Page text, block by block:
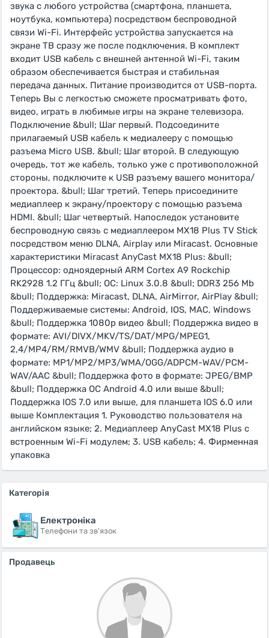
звука с любого устройства (смартфона, планшета,
ноутбука, компьютера) посредством беспроводной
связи Wi-Fi. Интерфейс устройства запускается на
экране ТВ сразу же после подключения. В комплект
входит USB кабель с внешней антенной Wi-Fi, таким
образом обеспечивается быстрая и стабильная
передача данных. Питание производится от USB-порта.
Теперь Вы с легкостью сможете просматривать фото,
видео, играть в любимые игры на экране телевизора.
Подключение &bull; Шаг первый. Подсоедините
прилагаемый USB кабель к медиалееру с помощью
разъема Micro USB. &bull; Шаг второй. В следующую
очередь, тот же кабель, только уже с противоположной
стороны, подключите к USB разъему вашего монитора/
проектора. &bull; Шаг третий. Теперь присоедините
медиаплеер к экрану/проектору с помощью разъема
HDMI. &bull; Шаг четвертый. Напоследок установите
беспроводную связь с медиаплеером MX18 Plus TV Stick
посредством меню DLNA, Airplay или Miracast. Основные
характеристики Miracast AnyCast MX18 Plus: &bull;
Процессор: одноядерный ARM Cortex A9 Rockchip
RK2928 1.2 ГГц &bull; ОС: Linux 3.0.8 &bull; DDR3 256 Mb
&bull; Поддержка: Miracast, DLNA, AirMirror, AirPlay &bull;
Поддерживаемые системы: Android, IOS, MAC, Windows
&bull; Поддержка 1080p видео &bull; Поддержка видео в
формате: AVI/DIVX/MKV/TS/DAT/MPG/MPEG1,
2,4/MP4/RM/RMVB/WMV &bull; Поддержка аудио в
формате: MP1/MP2/MP3/WMA/OGG/ADPCM-WAV/PCM-
WAV/AAC &bull; Поддержка фото в формате: JPEG/BMP
&bull; Поддержка ОС Android 4.0 или выше &bull;
Поддержка IOS 7.0 или выше, для планшета IOS 6.0 или
выше Комплектация 1. Руководство пользователя на
английском языке; 2. Медиаплеер AnyCast MX18 Plus с
встроенным Wi-Fi модулем; 3. USB кабель; 4. Фирменная
упаковка
Категорія
Електроніка
Телефони та зв'язок
Продавець